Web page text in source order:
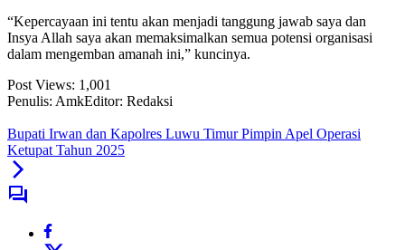
“Kepercayaan ini tentu akan menjadi tanggung jawab saya dan
Insya Allah saya akan memaksimalkan semua potensi organisasi
dalam mengemban amanah ini,” kuncinya.
Post Views: 1,001
Penulis: AmkEditor: Redaksi
Bupati Irwan dan Kapolres Luwu Timur Pimpin Apel Operasi
Ketupat Tahun 2025